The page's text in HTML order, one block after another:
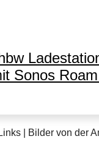
Sonos
| Bilder von der